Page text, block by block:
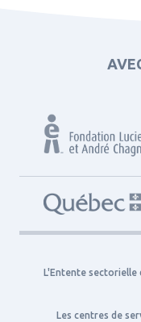
L'Entente sectorielle
Les centres de